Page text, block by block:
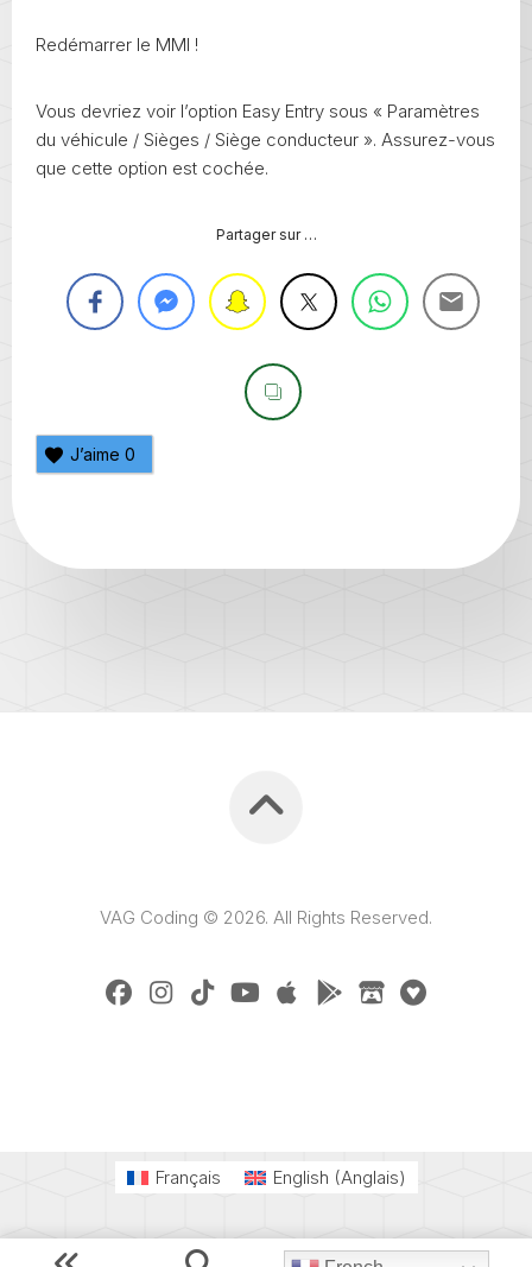
Redémarrer le MMI !
Vous devriez voir l’option Easy Entry sous « Paramètres
du véhicule / Sièges / Siège conducteur ». Assurez-vous
que cette option est cochée.
Partager sur …
J’aime 0
VAG Coding © 2026. All Rights Reserved.
Français English (Anglais)